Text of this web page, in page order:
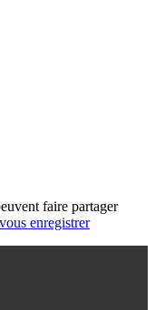
faire partager
vous enregistrer